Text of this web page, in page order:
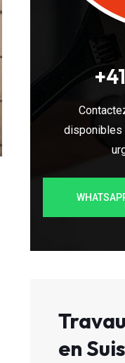
disponibles
en